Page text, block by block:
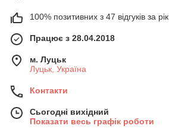
100% позитивних з 47 відгуків за рік
Працює з 28.04.2018
м. Луцьк
Луцьк, Україна
Контакти
Сьогодні вихідний
Показати весь графік роботи